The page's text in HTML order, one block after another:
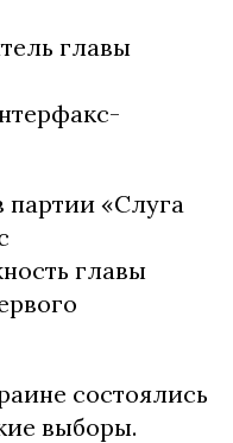
главы
партии «Слуга
главы
состоялись
выборы.